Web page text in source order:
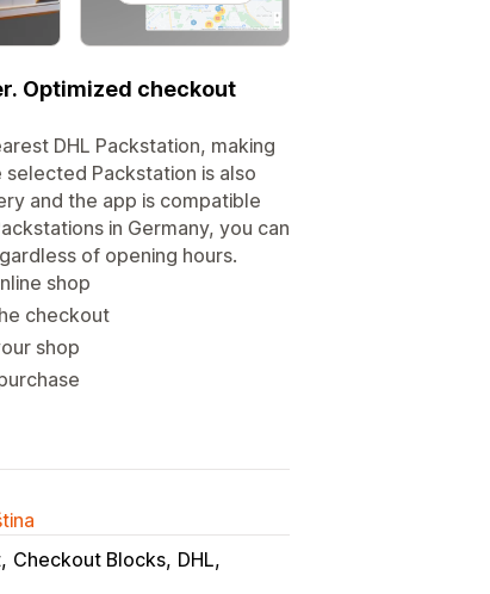
Optimized checkout
DHL Packstation, making
Packstation is also
and the app is compatible
in Germany, you can
of opening hours.
shop
checkout
shop
Checkout Blocks DHL